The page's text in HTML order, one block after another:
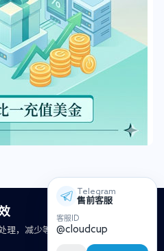
理，减少等待时间。
Telegram
售前客服
客服ID
@cloudcup